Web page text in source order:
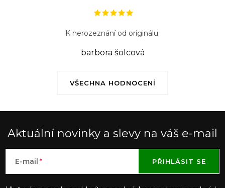
VŠECHNA HODNOCENÍ
K nerozeznání od originálu.
barbora šolcová
Aktuální novinky a slevy na váš e-mail
E-mail PŘIHLÁSIT SE